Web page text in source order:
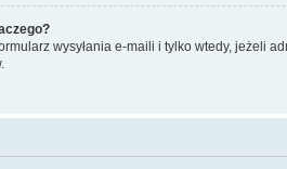
wysyłania e-maili i tylko wtedy, jeżeli